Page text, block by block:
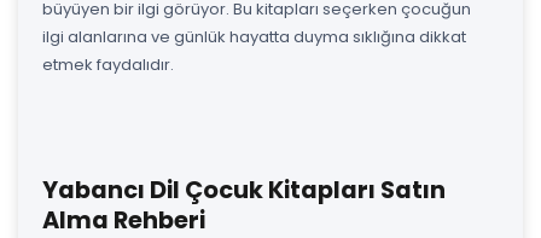
büyüyen bir ilgi görüyor. Bu kitapları seçerken çocuğun
ilgi alanlarına ve günlük hayatta duyma sıklığına dikkat
etmek faydalıdır.
Yabancı Dil Çocuk Kitapları Satın
Alma Rehberi